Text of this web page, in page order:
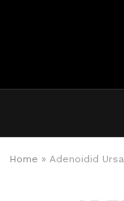
Home » Adenoidid